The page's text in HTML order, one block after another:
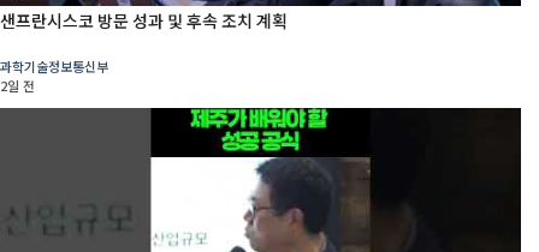
샌프란시스코 방문 성과 및 후속 조치 계획
과학기술정보통신부
2일 전